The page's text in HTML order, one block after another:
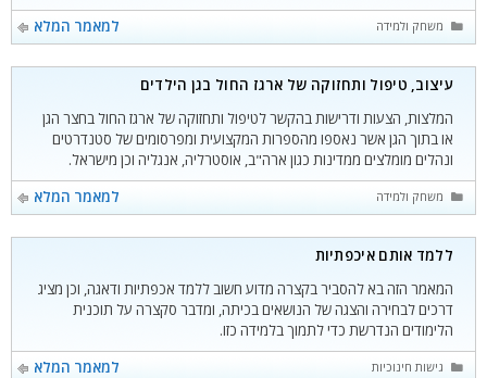
למאמר המלא
קטגוריות
משחק ולמידה
עיצוב, טיפול ותחזוקה של ארגז החול בגן הילדים
המלצות, הצעות ודרישות בהקשר לטיפול ותחזוקה של ארגז החול בחצר הגן
או בתוך הגן אשר נאספו מהספרות המקצועית ומפרסומים של סטנדרטים
ונהלים מומלצים ממדינות כגון ארה"ב, אוסטרליה, אנגליה וכן מישראל.
למאמר המלא
קטגוריות
משחק ולמידה
ללמד אותם איכפתיות
המאמר הזה בא להסביר בקצרה מדוע חשוב ללמד אכפתיות ודאגה, וכן מציג
דרכים לבחירה והצגה של הנושאים בכיתה, ומדבר סקצרה על תוכנית
הלימודים הנדרשת כדי לתמוך בלמידה כזו.
למאמר המלא
קטגוריות
גישות חינוכיות